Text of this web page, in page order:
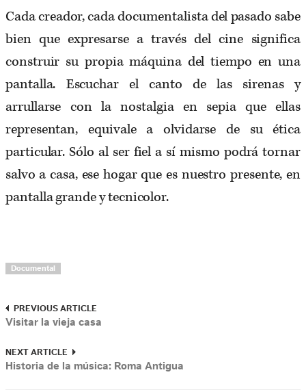
Cada creador, cada documentalista del pasado sabe
bien que expresarse a través del cine significa
construir su propia máquina del tiempo en una
pantalla. Escuchar el canto de las sirenas y
arrullarse con la nostalgia en sepia que ellas
representan, equivale a olvidarse de su ética
particular. Sólo al ser fiel a sí mismo podrá tornar
salvo a casa, ese hogar que es nuestro presente, en
pantalla grande y tecnicolor.
Documental
PREVIOUS ARTICLE
Visitar la vieja casa
NEXT ARTICLE
Historia de la música: Roma Antigua